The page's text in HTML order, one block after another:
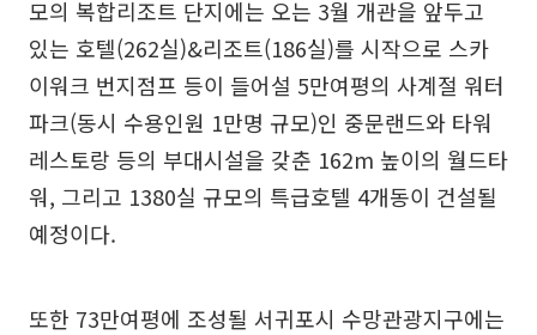
모의 복합리조트 단지에는 오는 3월 개관을 앞두고
있는 호텔(262실)&리조트(186실)를 시작으로 스카
이워크 번지점프 등이 들어설 5만여평의 사계절 워터
파크(동시 수용인원 1만명 규모)인 중문랜드와 타워
레스토랑 등의 부대시설을 갖춘 162m 높이의 월드타
워, 그리고 1380실 규모의 특급호텔 4개동이 건설될
예정이다.
또한 73만여평에 조성될 서귀포시 수망관광지구에는